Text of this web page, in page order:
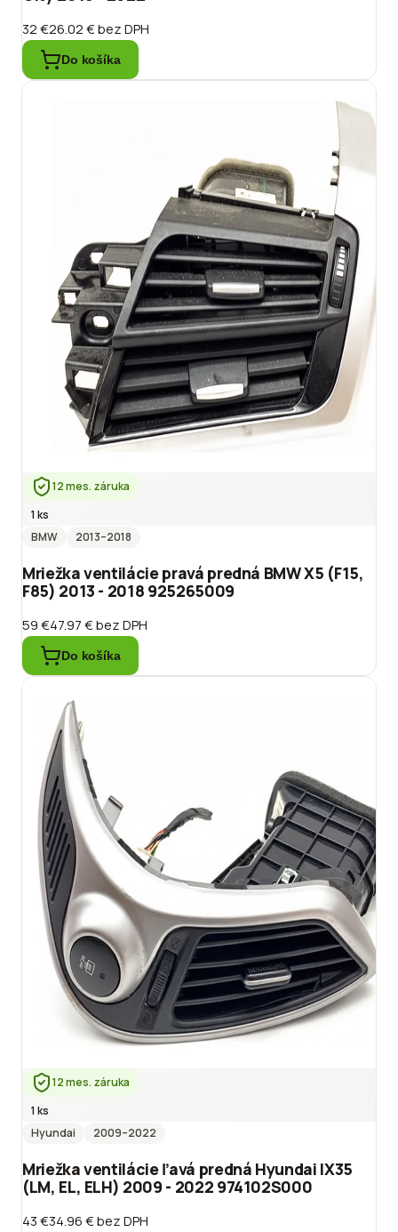
32 €26.02 €bez DPH
Do košíka
12 mes. záruka
1 ks
BMW
2013–2018
Mriežka ventilácie pravá predná BMW X5 (F15,
F85) 2013 - 2018 925265009
59 €47.97 €bez DPH
Do košíka
12 mes. záruka
1 ks
Hyundai
2009–2022
Mriežka ventilácie ľavá predná Hyundai IX35
(LM, EL, ELH) 2009 - 2022 974102S000
43 €34.96 €bez DPH